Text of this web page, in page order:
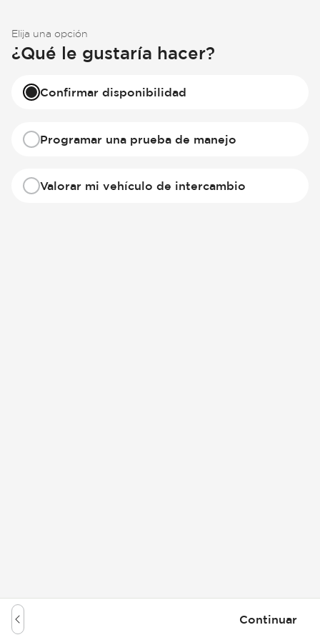
Elija una opción
¿Qué le gustaría hacer?
Confirmar disponibilidad
Programar una prueba de manejo
Valorar mi vehículo de intercambio
Continuar